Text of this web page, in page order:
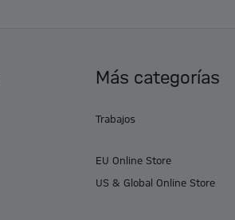
Más categorías
Trabajos
EU Online Store
US & Global Online Store